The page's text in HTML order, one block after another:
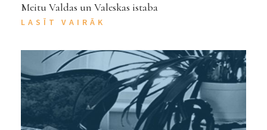
Meitu Valdas un Valeskas istaba
LASĪT VAIRĀK